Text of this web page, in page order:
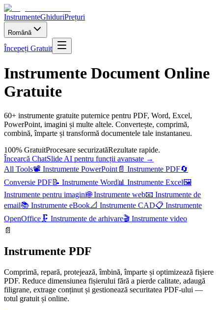
InstrumenteGhiduriPrețuri
Română
Începeți Gratuit
Instrumente Document Online
Gratuite
60+ instrumente gratuite puternice pentru PDF, Word, Excel,
PowerPoint, imagini și multe altele. Convertește, comprimă,
combină, împarte și transformă documentele tale instantaneu.
100% GratuitProcesare securizatăRezultate rapide.
Încearcă ChatSlide AI pentru funcții avansate →
All Tools📽️ Instrumente PowerPoint 📄 Instrumente PDF🔄
Conversie PDF📝 Instrumente Word📊 Instrumente Excel🖼️
Instrumente pentru imagini🌐 Instrumente web📧 Instrumente de
email📚 Instrumente eBook📐 Instrumente CAD📋 Instrumente
OpenOffice🗜️ Instrumente de arhivare🎬 Instrumente video
📄
Instrumente PDF
Comprimă, repară, protejează, îmbină, împarte și optimizează fișiere
PDF. Reduce dimensiunea fișierului fără a pierde calitate, adaugă
filigrane, extrage conținut și gestionează securitatea PDF-ului —
totul gratuit și online.